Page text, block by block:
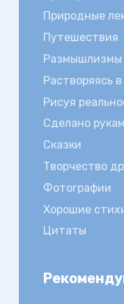
Природные
Путешествия
Размышлизмы
Растворяясь
Рисуя
Сделано
Сказки
Творчество
Фотографии
Хорошие
Цитаты